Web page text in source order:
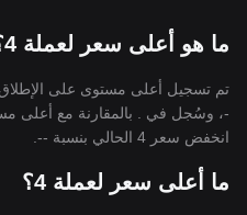
ما هو أعلى سعر لعملة 4؟
انخفض سعر 4 الحالي بنسبة --.
ما أعلى سعر لعملة 4؟